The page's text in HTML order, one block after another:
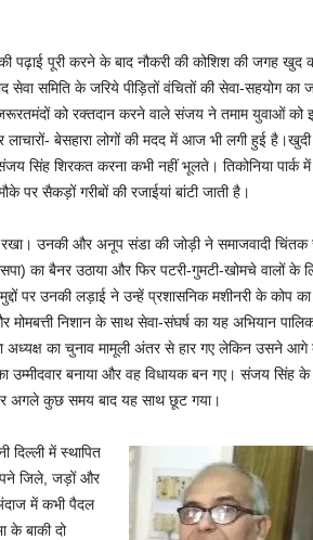
पढ़ाई पूरी करने के बाद नौकरी की कोशिश की जगह खुद
सेवा समिति के जरिये पीड़ितों वंचितों की सेवा-सहयोग का
को रक्तदान करने वाले संजय ने तमाम युवाओं को
बेसहारा लोगों की मदद में आज भी लगी हुई है।खुदी
सिंह शिरकत करना कभी नहीं भूलते। तिकोनिया पार्क में
सैकड़ों गरीबों की रजाईयां बांटी जाती है।
उनकी और अनूप संडा की जोड़ी ने समाजवादी चिंतक
का बैनर उठाया और फिर पटरी-गुमटी-खोमचे वालों के
पर उनकी लड़ाई ने उन्हें प्रशासनिक मशीनरी के कोप का
निशान के साथ सेवा-संघर्ष का यह अभियान
का चुनाव मामूली अंतर से हार गए लेकिन उसने
बनाया और वह विधायक बन गए। संजय सिंह के
अगले कुछ समय बाद यह साथ छूट गया।
में स्थापित
जिले, जड़ों और
में कभी पैदल
के बाकी दो